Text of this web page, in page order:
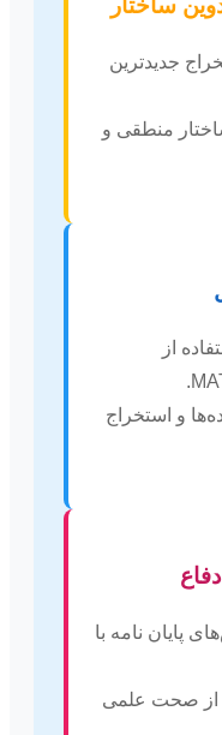
جدیدترین
منطقی و
از
و استخراج
پایان نامه با
از صحت علمی